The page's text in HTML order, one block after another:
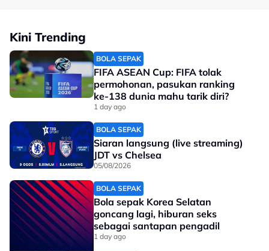
temujanji bersama doktor pakar bahagian neurologi.
Badan itu akan terus melaksanakan pemantauan dan
bantuan kebajikan bekas atlet negara mengikut
keperluan semasa.
Kini Trending
BOLA SEPAK
FIFA ASEAN Cup: FIFA tolak
permohonan, pasukan ranking
ke-138 dunia mahu tarik diri?
1 day ago
BOLA SEPAK
Siaran langsung (live streaming)
JDT vs Chelsea
05/08/2026
BOLA SEPAK
Bola sepak Korea Selatan
goncang lagi, hiburan seks
sebagai santapan pengadil
1 day ago